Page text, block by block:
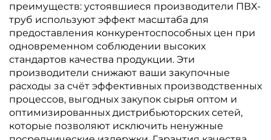
преимуществ: устоявшиеся производители ПВХ-
труб используют эффект масштаба для
предоставления конкурентоспособных цен при
одновременном соблюдении высоких
стандартов качества продукции. Эти
производители снижают ваши закупочные
расходы за счёт эффективных производственных
процессов, выгодных закупок сырья оптом и
оптимизированных дистрибьюторских сетей,
которые позволяют исключить ненужные